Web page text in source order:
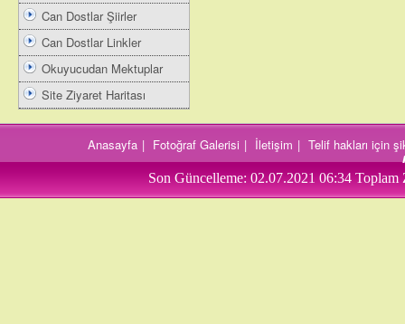
Can Dostlar Şiirler
Can Dostlar Linkler
Okuyucudan Mektuplar
Site Ziyaret Haritası
Anasayfa | Fotoğraf Galerisi | İletişim | Telif hakları için
Son Güncelleme: 02.07.2021 06:34 Toplam